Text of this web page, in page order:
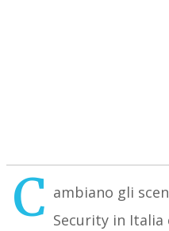
C ambiano gli
Security in Italia